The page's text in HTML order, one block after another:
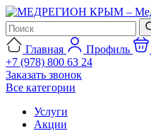
Главная Профиль
+7 (978) 800 63 24
Заказать звонок
Все категории
Услуги
Акции